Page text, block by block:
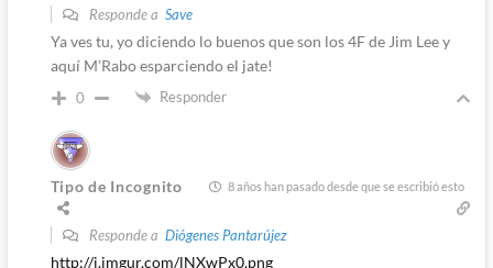
Responde a Save
Ya ves tu, yo diciendo lo buenos que son los 4F de Jim Lee y
aquí M’Rabo esparciendo el jate!
0 Responder
Tipo de Incognito 8 años han pasado desde que se escribió esto
Responde a Diógenes Pantarújez
http://i.imgur.com/lNXwPx0.png